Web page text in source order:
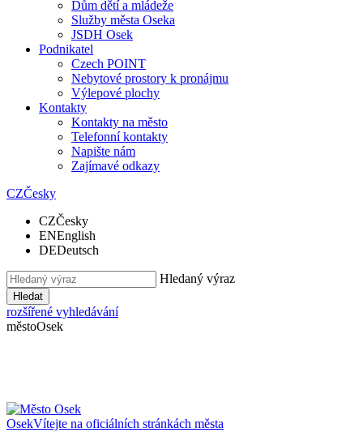
Dům dětí a mládeže
Služby města Oseka
JSDH Osek
Podnikatel
Czech POINT
Nebytové prostory k pronájmu
Výlepové plochy
Kontakty
Kontakty na město
Telefonní kontakty
Napište nám
Zajímavé odkazy
CZČesky
CZČesky
ENEnglish
DEDeutsch
Hledaný výraz
Hledat
rozšířené vyhledávání
městoOsek
OsekVítejte na oficiálních stránkách města